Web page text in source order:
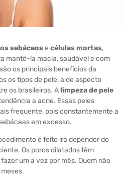
sebáceose células mortas,
mantê-la macia, saudável e com
os principais benefícios da
os tipos de pele, a de aspecto
os brasileiros. Alimpeza de pele
a acne. Essas peles
frequente, pois constantemente a
em excesso.
é feito irá depender do
Os poros dilatados têm
um a vez por mês. Quem não